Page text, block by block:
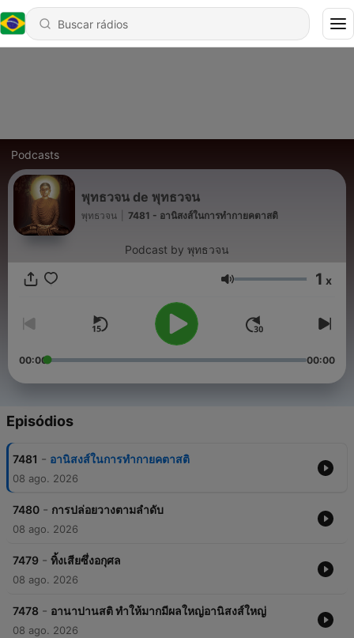
Podcasts
พุทธวจน de พุทธวจน
พุทธวจน 7481 - อานิสงส์ในการทำกายคตาสติ
Podcast by พุทธวจน
Volume 1 x
00:00 00:00
Episódios
7481 - อานิสงส์ในการทำกายคตาสติ
08 ago. 2026
7480 - การปล่อยวางตามลำดับ
08 ago. 2026
7479 - ทิ้งเสียซึ่งอกุศล
08 ago. 2026
7478 - อานาปานสติ ทำให้มากมีผลใหญ่อานิสงส์ใหญ่
08 ago. 2026